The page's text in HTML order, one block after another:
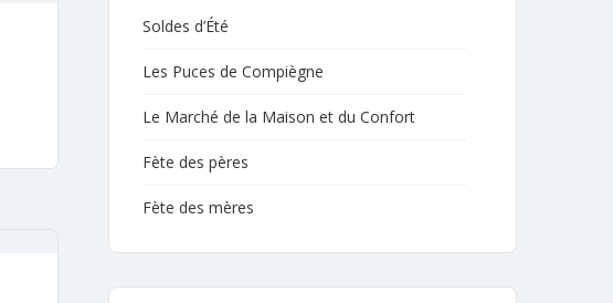
Soldes d’Été
Les Puces de Compiègne
Le Marché de la Maison et du Confort
Fète des pères
Fète des mères